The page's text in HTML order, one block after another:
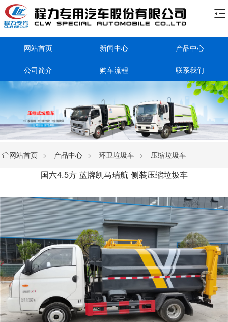

网站首页 新闻中心 产品中心
公司简介 购车流程 联系我们
网站首页 > 产品中心 > 环卫垃圾车 > 压缩垃圾车
国六4.5方 蓝牌凯马瑞航 侧装压缩垃圾车